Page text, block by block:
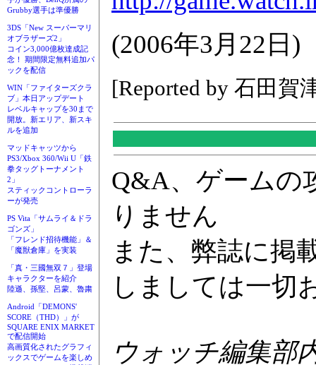
Grubby選手は準優勝
3DS「New スーパーマリ
オブラザーズ2」
コイン3,000億枚達成記
念！ 期間限定無料追加パ
ックを配信
WIN「ファイターズクラ
ブ」本日アップデート
レベルキャップを30まで
開放。新エリア、新スキ
ルを追加
マッドキャッツから
PS3/Xbox 360/Wii U「鉄
拳タッグトーナメント
2」
スティックコントローラ
ーが発売
PS Vita「サムライ＆ドラ
ゴンズ」
「フレンド招待機能」＆
「魔獣倉庫」を実装
「真・三國無双７」登場
キャラクターを紹介
陸遜、孫堅、呂蒙、魯粛
Android「DEMONS'
SCORE（THD）」が
SQUARE ENIX MARKET
で配信開始
高画質化されたグラフィ
ックスでゲームを楽しめ
(2006年3月22日)
[Reported by 石田賀
Q&A、ゲームの
りません
また、弊誌に掲
しましては一切
ウォッチ編集部